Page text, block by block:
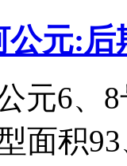
公元:
元6、
面积